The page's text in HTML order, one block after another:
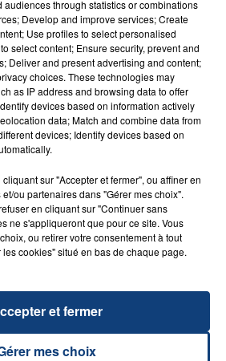
À LENS : UNE FEMME ET
et leur bébé de trois mois
audiences through statistics or combinations
Develop and improve services; Create
Use profiles to select personalised
select content; Ensure security, prevent and
Deliver and present advertising and content;
choices. These technologies may
as IP address and browsing data to offer
devices based on information actively
data; Match and combine data from
devices; Identify devices based on
sur "Accepter et fermer", ou affiner en
ou partenaires dans "Gérer mes choix".
en cliquant sur "Continuer sans
ne s'appliqueront que pour ce site. Vous
ou retirer votre consentement à tout
cookies" situé en bas de chaque page.
mes choix
et fermer